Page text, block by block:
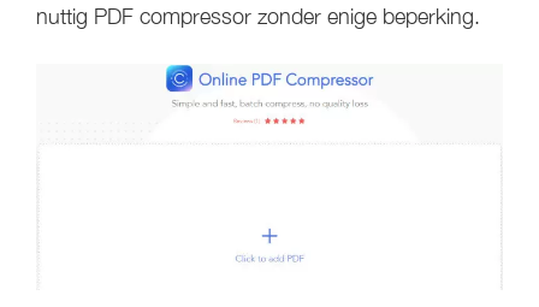
nuttig PDF compressor zonder enige beperking.